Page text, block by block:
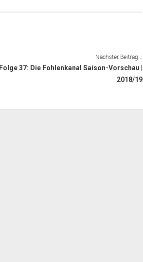
Nächster Beitrag...
Folge 37: Die Fohlenkanal Saison-Vorschau |
2018/19